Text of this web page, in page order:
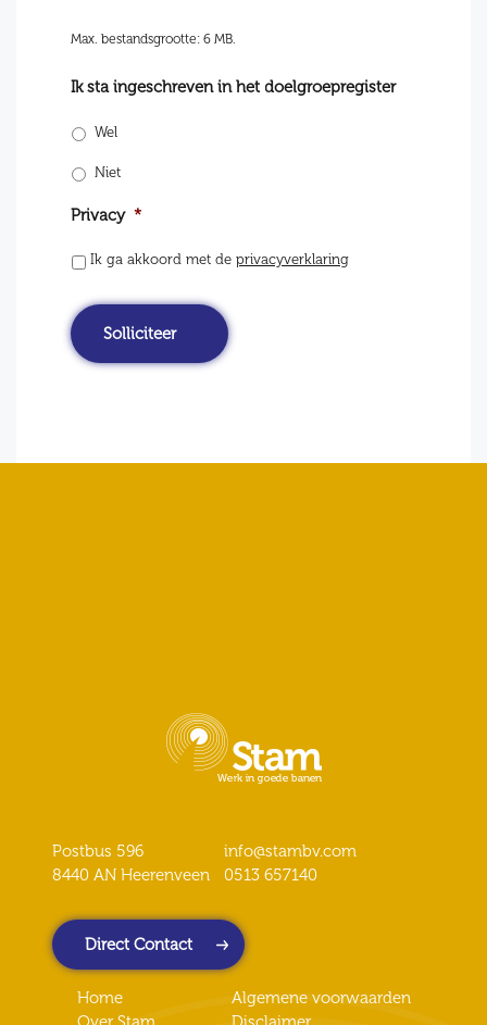
Max. bestandsgrootte: 6 MB.
Ik sta ingeschreven in het doelgroepregister
Wel
Niet
Privacy *
Ik ga akkoord met de privacyverklaring
Postbus 596
8440 AN Heerenveen
info@stambv.com
0513 657140
Direct Contact
Home
Algemene voorwaarden